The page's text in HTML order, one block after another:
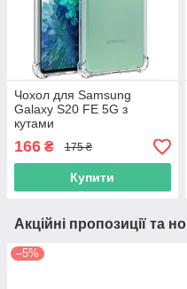
Чохол для Samsung
Galaxy S20 FE 5G з
кутами
166 ₴ 175 ₴
Купити
Акційні пропозиції та
–5%